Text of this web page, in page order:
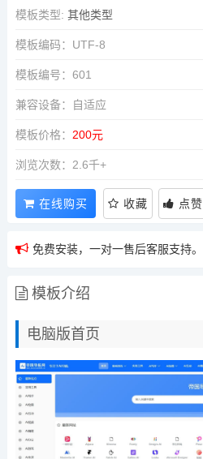
模板类型: 其他类型
模板编码：UTF-8
模板编号：601
兼容设备：自适应
模板价格： 200元
浏览次数：2.6千+
在线购买 收藏 点赞
免费安装，一对一售后客服支持。
模板介绍
电脑版首页